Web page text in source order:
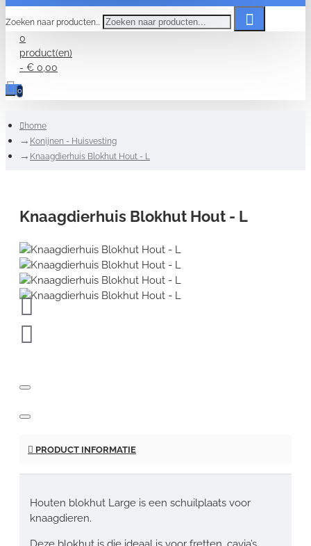
Zoeken naar producten...
0
product(en)
- € 0,00
0
home
Konijnen - Huisvesting
Knaagdierhuis Blokhut Hout - L
Knaagdierhuis Blokhut Hout - L
PRODUCT INFORMATIE
Houten blokhut Large is een schuilplaats voor
knaagdieren.